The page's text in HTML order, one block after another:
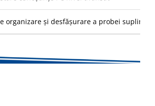
organizare și desfășurare a probei